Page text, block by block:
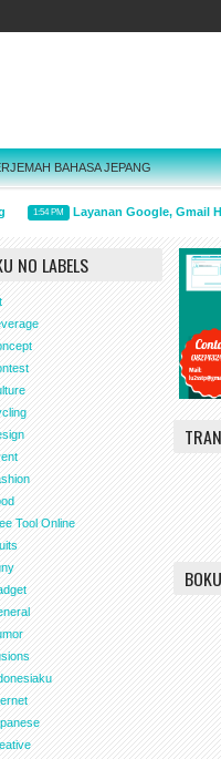
BAHASA JEPANG
1:54 PM Layanan Google, Gmail Hari
NO LABELS
Tool Online